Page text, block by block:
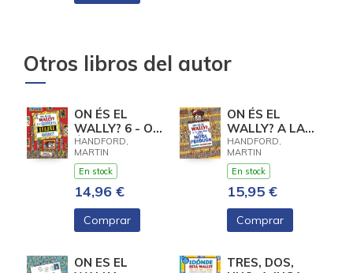
Otros libros del autor
ON ÉS EL
WALLY? 6 - ON
ÉS EL WALLY?
A LA CAÇA DEL
QUADRE
AMAGAT!
HANDFORD,
MARTIN
En stock
14,96 €
Comprar
ON ÉS EL
WALLY? A LA
RECERCA DE
LA NOTA
PERDUDA
(COLECCIÓN
¿DÓNDE ESTÁ
WALLY? 7)
HANDFORD,
MARTIN
En stock
15,95 €
Comprar
ON ES EL
TRES, DOS,